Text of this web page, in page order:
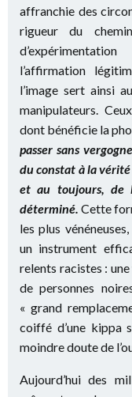
affranchie des
rigueur du
l’affirmation
l’image sert ainsi
manipulateurs.
dont bénéficie la
passer sans
du constat à la
et au toujours, de
déterminé. Cette
les plus
un instrument
relents racistes :
de personnes
« grand
coiffé d’une kippa
moindre doute de
Aujourd’hui des